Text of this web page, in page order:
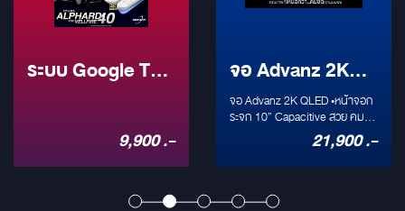
จอ Advanz 2K
ภาษาไทย (เมนูภาษาไทย) •ระบบ
ปฏิบัติการ Android •รองรับไวไฟ
21,900 .-
จอ Advanz Wide
Screen for BMW
จอตรงรุ่น OEM Fit Plug and
Play สำหรับ BMW
27,900 .-